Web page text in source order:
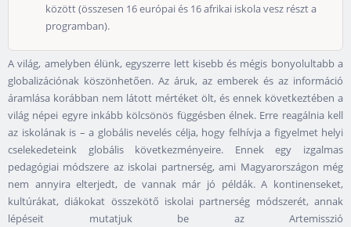
között (összesen 16 európai és 16 afrikai iskola vesz részt a
programban).
A világ, amelyben élünk, egyszerre lett kisebb és mégis bonyolultabb a
globalizációnak köszönhetően. Az áruk, az emberek és az információ
áramlása korábban nem látott mértéket ölt, és ennek következtében a
világ népei egyre inkább kölcsönös függésben élnek. Erre reagálnia kell
az iskolának is – a globális nevelés célja, hogy felhívja a figyelmet helyi
cselekedeteink globális következményeire. Ennek egy izgalmas
pedagógiai módszere az iskolai partnerség, ami Magyarországon még
nem annyira elterjedt, de vannak már jó példák. A kontinenseket,
kultúrákat, diákokat összekötő iskolai partnerség módszerét, annak
lépéseit mutatjuk be az Artemisszió